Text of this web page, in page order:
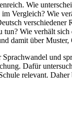
Wie
Vergleich? Wie
Wie verhält
damit über
und
Dafür
relevant.